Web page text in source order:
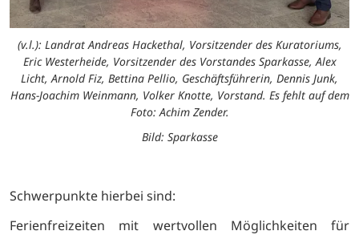
(v.l.): Landrat Andreas Hackethal, Vorsitzender des Kuratoriums,
Eric Westerheide, Vorsitzender des Vorstandes Sparkasse, Alex
Licht, Arnold Fiz, Bettina Pellio, Geschäftsführerin, Dennis Junk,
Hans-Joachim Weinmann, Volker Knotte, Vorstand. Es fehlt auf dem
Foto: Achim Zender.
Bild: Sparkasse
Schwerpunkte hierbei sind:
Ferienfreizeiten mit wertvollen Möglichkeiten für